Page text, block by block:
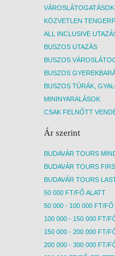
VÁROSLÁTOGATÁSOK
BUSZOS UTAZÁS
MININYARALÁSOK
Ár szerint
50 000 FT/FŐ ALATT